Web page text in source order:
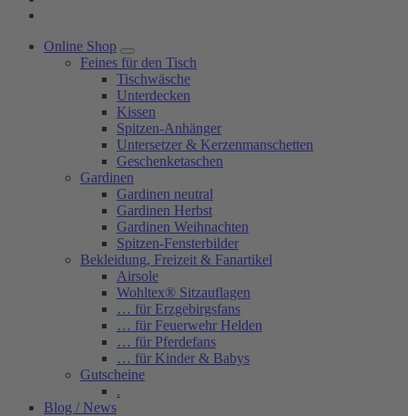
Online Shop
Feines für den Tisch
Tischwäsche
Unterdecken
Kissen
Spitzen-Anhänger
Untersetzer & Kerzenmanschetten
Geschenketaschen
Gardinen
Gardinen neutral
Gardinen Herbst
Gardinen Weihnachten
Spitzen-Fensterbilder
Bekleidung, Freizeit & Fanartikel
Airsole
Wohltex® Sitzauflagen
… für Erzgebirgsfans
… für Feuerwehr Helden
… für Pferdefans
… für Kinder & Babys
Gutscheine
.
Blog / News